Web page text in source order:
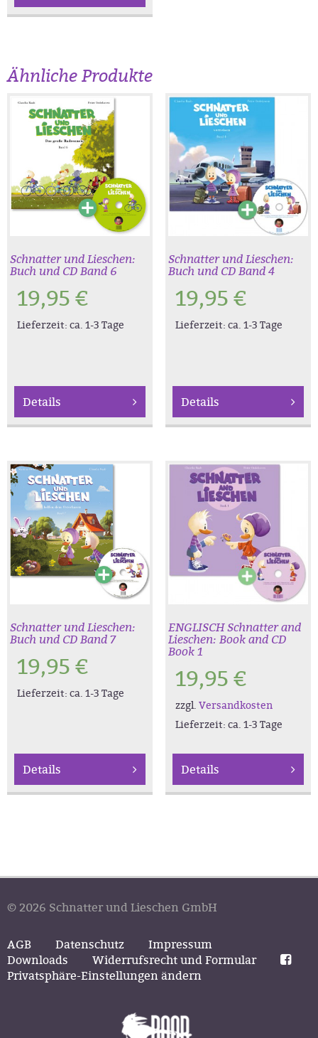
Ähnliche Produkte
Schnatter und Lieschen:
Buch und CD Band 6
19,95€
Lieferzeit: ca. 1-3 Tage
Details
Schnatter und Lieschen:
Buch und CD Band 4
19,95€
Lieferzeit: ca. 1-3 Tage
Details
Schnatter und Lieschen:
Buch und CD Band 7
19,95€
Lieferzeit: ca. 1-3 Tage
Details
ENGLISCH Schnatter and
Lieschen: Book and CD
Book 1
19,95€
zzgl. Versandkosten
Lieferzeit: ca. 1-3 Tage
Details
© 2026 Schnatter und Lieschen GmbH
AGB Datenschutz
Impressum
Downloads
Widerrufsrecht und Formular
Privatsphäre-Einstellungen ändern